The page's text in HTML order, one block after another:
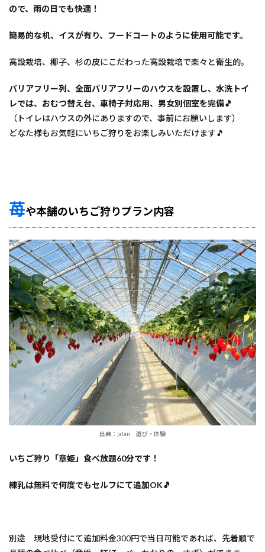
ので、雨の日でも快適！
簡易的な机、イスが有り、フードコートのように使用可能です。
高設栽培、椰子、杉の皮にこだわった高設栽培で楽々と衛生的。
バリアフリー列、全面バリアフリーのハウスを設置し、水洗トイ
レでは、おむつ替え台、車椅子対応用、男女別個室を完備🎵
（トイレはハウスの外にありますので、事前にお願いします）
どなた様もお気軽にいちご狩りをお楽しみいただけます🎵
苺や本舗のいちご狩りプラン内容
出典：jalan 遊び・体験
いちご狩り「章姫」食べ放題60分です！
練乳は無料で何度でもセルフにて追加OK🎵
別途 現地受付にて追加料金300円で当日可能であれば、先着順で